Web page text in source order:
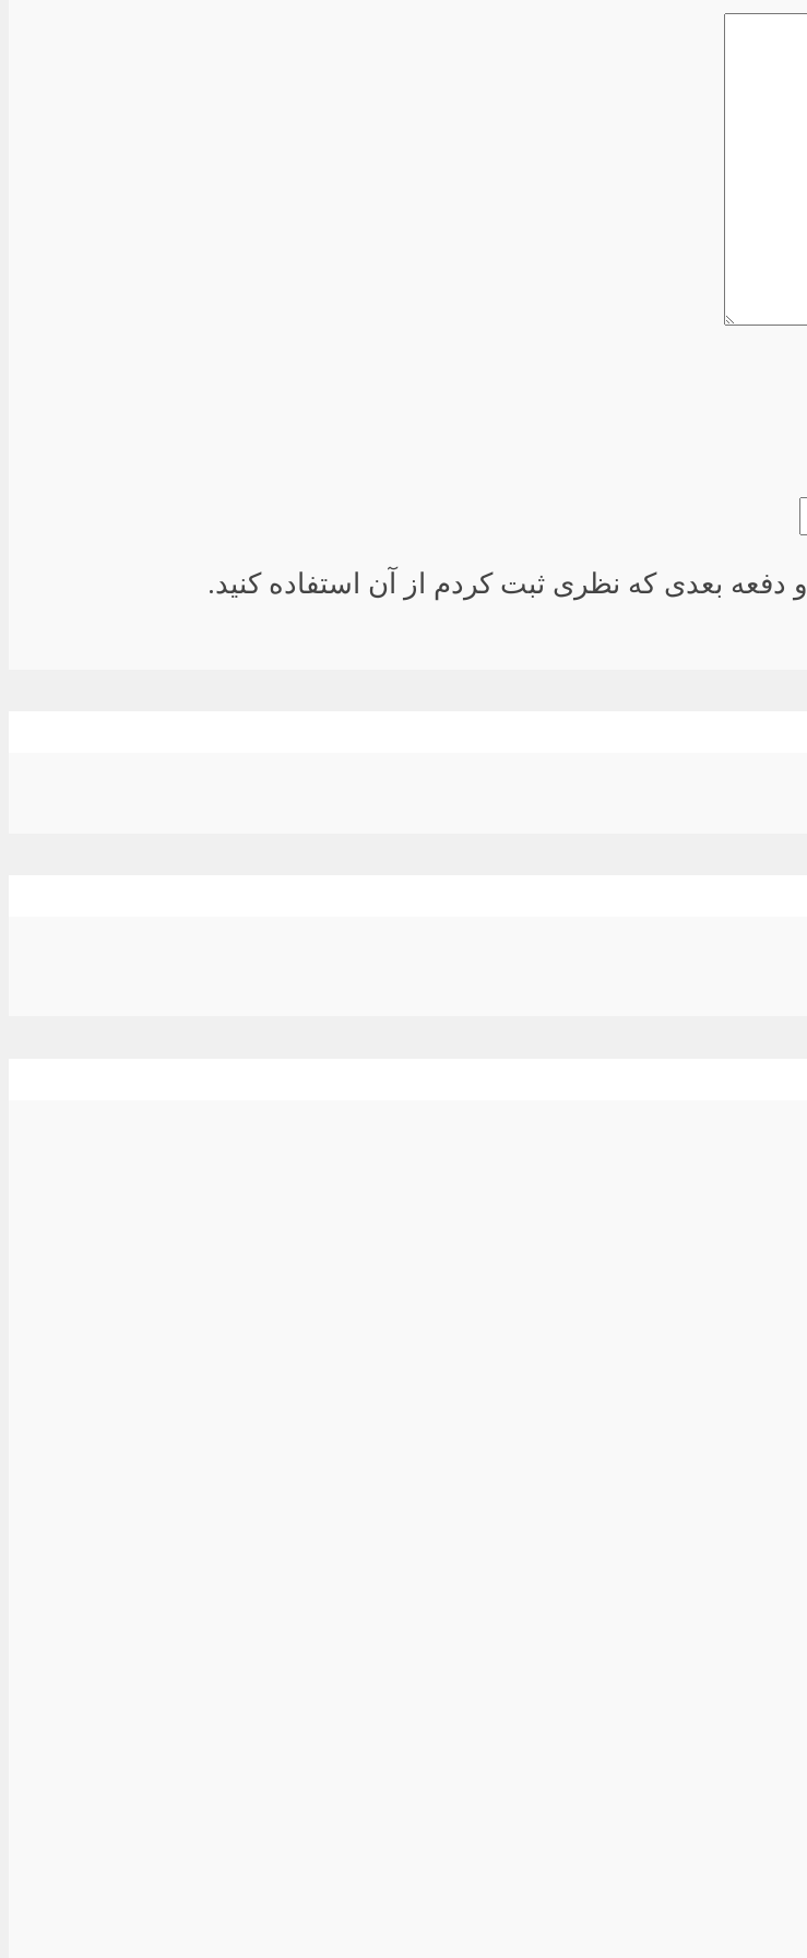
دفعه بعدی که نظری ثبت کردم از آن استفاده کنید.